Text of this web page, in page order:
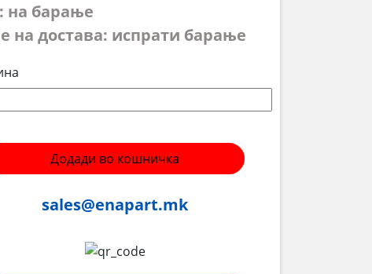
на барање
на достава: испрати барање
Додади во кошничка
sales@enapart.mk